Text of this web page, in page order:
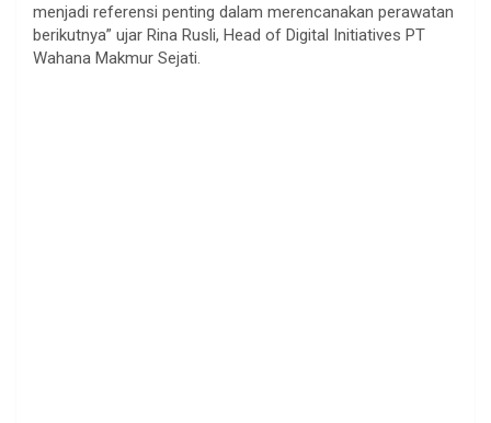
menjadi referensi penting dalam merencanakan perawatan
berikutnya” ujar Rina Rusli, Head of Digital Initiatives PT
Wahana Makmur Sejati.